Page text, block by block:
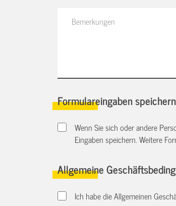
Formulareingaben speichern
Wenn Sie sich oder andere
Eingaben speichern. Weitere
Allgemeine
Ich habe die Allgemeinen